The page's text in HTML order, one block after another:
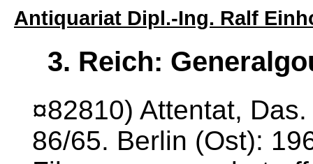
Antiquariat Dipl.-Ing. Ralf
3. Reich:
¤82810) Attentat,
86/65. Berlin (Ost):